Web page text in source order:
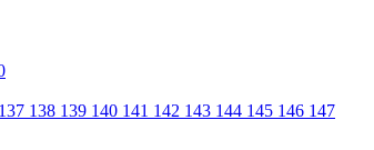
137 138 139 140 141 142 143 144 145 146 147